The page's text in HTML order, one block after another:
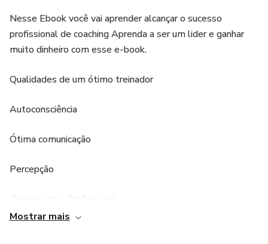
Nesse Ebook você vai aprender alcançar o sucesso
profissional de coaching Aprenda a ser um lider e ganhar
muito dinheiro com esse e-book.
Qualidades de um ótimo treinador
Autoconsciência
Ótima comunicação
Percepção
Organizado e Profissional
Mostrar mais